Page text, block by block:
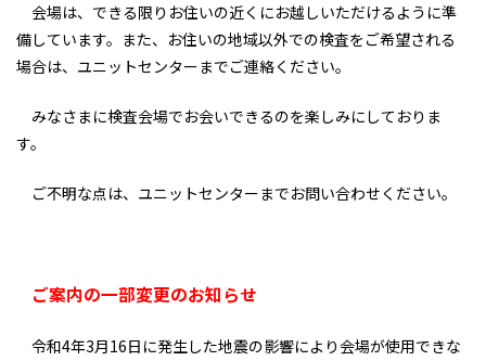
会場は、できる限りお住いの近くにお越しいただけるように準
備しています。また、お住いの地域以外での検査をご希望される
場合は、ユニットセンターまでご連絡ください。
みなさまに検査会場でお会いできるのを楽しみにしておりま
す。
ご不明な点は、ユニットセンターまでお問い合わせください。
ご案内の一部変更のお知らせ
令和4年3月16日に発生した地震の影響により会場が使用できな